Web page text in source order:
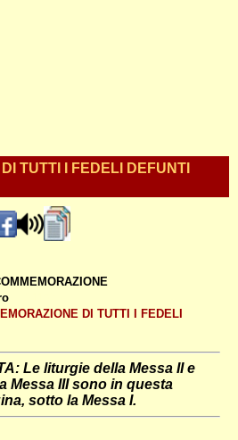
TUTTI I FEDELI DEFUNTI
DI TUTTI I FEDELI
Le liturgie della Messa II e
Messa III sono in questa
sotto la Messa I.